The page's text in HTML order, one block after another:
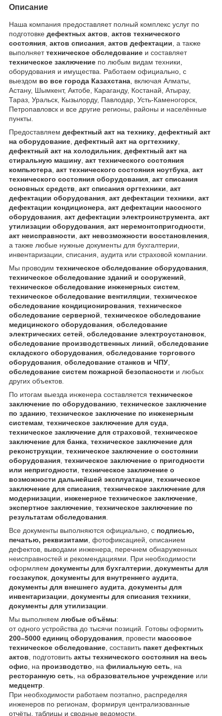
Описание
Наша компания предоставляет полный комплекс услуг по
подготовке дефектных актов актов технического
состояния актов списания актов дефектации , а также
выполняеттехническое обследование и составляет
техническое заключение по любым видам техники,
оборудования и имущества. Работаем официально, с
выездом во все города Казахстана , включая Алматы,
Астану, Шымкент, Актобе, Караганду, Костанай, Атырау,
Тараз, Уральск, Кызылорду, Павлодар, Усть-Каменогорск,
Петропавловск и все другие регионы, районы и населённые
пункты.
Предоставляем дефектный акт на технику дефектный акт
на оборудование дефектный акт на оргтехнику
дефектный акт на холодильник дефектный акт на
стиральную машину акт технического состояния
компьютера акт технического состояния ноутбука акт
технического состояния оборудования акт списания
основных средств акт списания оргтехники акт
дефектации оборудования акт дефектации техники акт
дефектации кондиционера акт дефектации насосного
оборудования акт дефектации электроинструмента акт
утилизации оборудования акт неремонтопригодности
акт неисправности акт невозможности восстановления
а также любые нужные документы для бухгалтерии,
инвентаризации, списания, аудита или страховой компании.
Мы проводим техническое обследование оборудования
техническое обследование зданий и сооружений
техническое обследование инженерных систем
техническое обследование вентиляции техническое
обследование кондиционирования техническое
обследование серверной техническое обследование
медицинского оборудования обследование
электрических сетей обследование электроустановок
обследование производственных линий обследование
складского оборудования обследование торгового
оборудования обследование станков и ЧПУ
обследование систем пожарной безопасности и любых
других объектов.
По итогам выезда инженера составляется техническое
заключение по оборудованию техническое заключение
по зданию техническое заключение по инженерным
системам техническое заключение для суда
техническое заключение для страховой техническое
заключение для банка техническое заключение для
реконструкции техническое заключение о состоянии
оборудования техническое заключение о пригодности
или непригодности техническое заключение о
возможности дальнейшей эксплуатации техническое
заключение для списания техническое заключение для
модернизации
инженерное техническое заключение
экспертное заключение техническое заключение по
результатам обследования
Все документы выполняются официально, с подписью,
печатью, реквизитами , фотофиксацией, описанием
дефектов, выводами инженера, перечнем обнаруженных
неисправностей и рекомендациями. При необходимости
оформляем документы для бухгалтерии документы для
госзакупок документы для внутреннего аудита
документы для внешнего аудита документы для
инвентаризации документы для списания техники
документы для утилизации
Мы выполняем любые объёмы:
от одного устройства до тысячи позиций. Готовы оформить
200–5000 единиц оборудования , провести массовое
техническое обследование , составить пакет дефектных
актов , подготовить акты технического состояния на весь
офис , на производство , на филиальную сеть , на
ресторанную сеть , на образовательное учреждение или
медцентр
При необходимости работаем поэтапно, распределяя
инженеров по регионам, формируя централизованные
отчёты, таблицы и сводные ведомости.